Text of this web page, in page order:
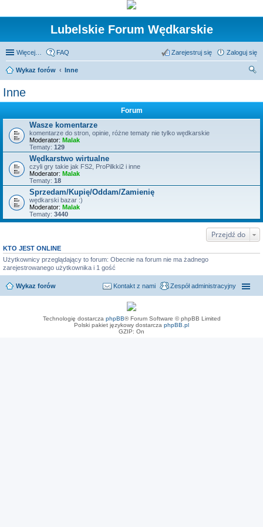
Lubelskie Forum Wędkarskie
Więcej… FAQ Zaloguj się
Zarejestruj się
Wykaz forów
Inne
Inne
Forum
Wasze komentarze
komentarze do stron, opinie, różne tematy nie tylko wędkarskie
Moderator: Malak
Tematy: 129
Wędkarstwo wirtualne
czyli gry takie jak FS2, ProPilkki2 i inne
Moderator: Malak
Tematy: 18
Sprzedam/Kupię/Oddam/Zamienię
wędkarski bazar :)
Moderator: Malak
Tematy: 3440
Przejdź do
KTO JEST ONLINE
Użytkownicy przeglądający to forum: Obecnie na forum nie ma żadnego
zarejestrowanego użytkownika i 1 gość
Wykaz forów Zespół administracyjny
Kontakt z nami
Technologię dostarcza phpBB® Forum Software © phpBB Limited
Polski pakiet językowy dostarcza phpBB.pl
GZIP: On